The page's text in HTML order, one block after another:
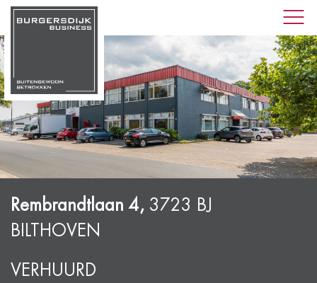
Rembrandtlaan 4, 3723 BJ
BILTHOVEN
VERHUURD